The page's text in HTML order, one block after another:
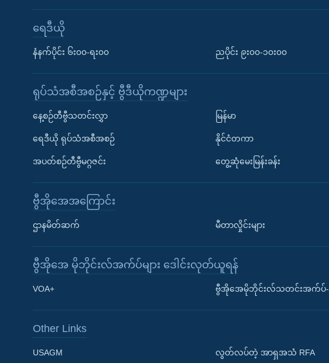
Learning English
ရေဒီယို
နံနက်ပိုင်း ၆း၀၀-ရး၀၀ ညပိုင်း ၉း၀၀-၁၀း၀၀
ရုပ်သံအစီအစဉ်နှင့် ဗွီဒီယိုကဏ္ဍများ
နေ့စဉ်တီဗွီသတင်းလွှာ
ရေဒီယို ရုပ်သံအစီအစဉ်
အပတ်စဉ်တီဗွီမဂ္ဂဇင်း
မြန်မာ
နိုင်ငံတကာ
တွေ့ဆုံမေးမြန်းခန်း
ဗွီအိုအေအကြောင်း
ဌာနမိတ်ဆက် မီတာလှိုင်းများ
ဗွီအိုအေ မိုဘိုင်းလ်အက်ပ်များ ဒေါင်းလုတ်ယူရန်
VOA+ ဗွီအိုအေမိုဘိုင်းလ်သတင်းအက်ပ်-
Other Links
USAGM လွတ်လပ်တဲ့ အာရှအသံ RFA